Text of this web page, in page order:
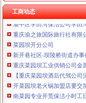
工商动态
重庆渝中区学田湾正街三通
渝中区学田湾保洁公司学田
重庆渝之旅国际旅行社有限
菜园坝开分公司
新开巷社区-坝陵桥街道办
重庆菜园坝工业供销公司金
【重庆菜园坝酒后代驾公司|
开菜园坝老火锅加盟店要
南菜园专业开荒保洁小时工
上海锦江国际旅馆投资有限